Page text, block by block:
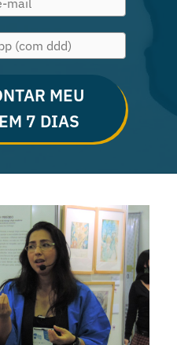
MEU
7 DIAS